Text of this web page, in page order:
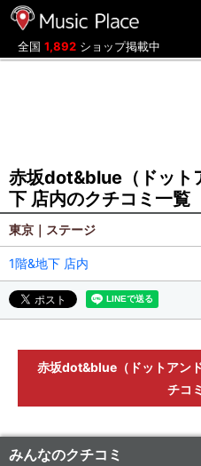
全国 1,892 ショップ掲載中
赤坂dot&blue（ドット
下 店内のクチコミ一覧
東京｜ステージ
1階&地下 店内
赤坂dot&blue（ドットアン
チコ
みんなのクチコミ